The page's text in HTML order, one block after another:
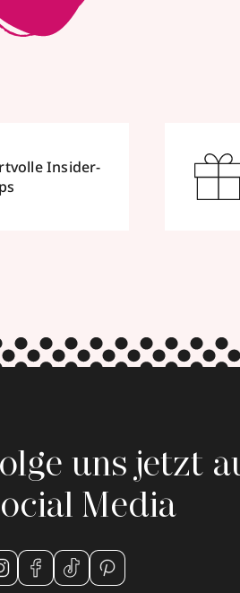
Insider-
uns jetzt
Media